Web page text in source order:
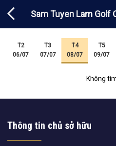
đến
Sam Tuyen Lam Golf
Tuyền
T2
06/07
T3
07/07
T4
08/07
T5
09/07
Không
Thông tin chủ sở hữu